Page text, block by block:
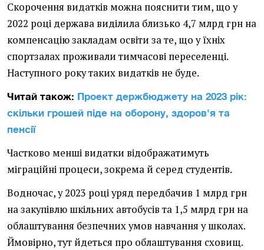
Скорочення видатків можна пояснити тим, що у
2022 році держава виділила близько 4,7 млрд грн на
компенсацію закладам освіти за те, що у їхніх
спортзалах проживали тимчасові переселенці.
Наступного року таких видатків не буде.
Читай також: Проект держбюджету на 2023 рік:
скільки грошей піде на оборону, здоров'я та
пенсії
Частково менші видатки відображатимуть
міграційні процеси, зокрема й серед студентів.
Водночас, у 2023 році уряд передбачив 1 млрд грн
на закупівлю шкільних автобусів та 1,5 млрд грн на
облаштування безпечних умов навчання у школах.
Ймовірно, тут йдеться про облаштування сховищ.